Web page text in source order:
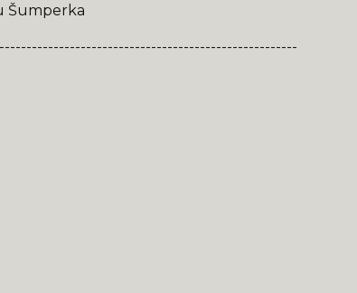
Šumperka